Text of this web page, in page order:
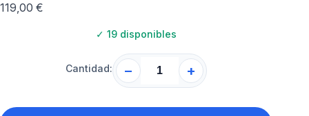
119,00 €
✓ 19 disponibles
Cantidad: − +